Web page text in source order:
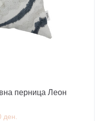
перница Леон
ден.